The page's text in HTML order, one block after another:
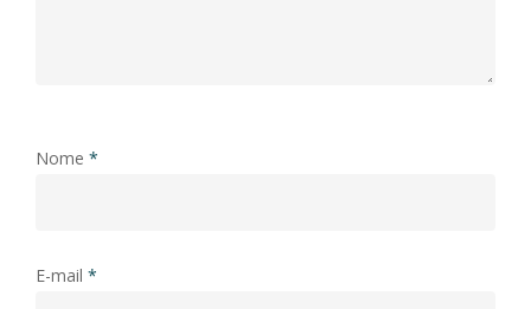
Nome *
E-mail *